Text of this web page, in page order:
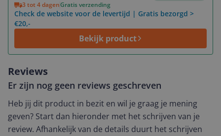
3 tot 4 dagenGratis verzending
Check de website voor de levertijd | Gratis bezorgd >
€20,-
Bekijk product
Reviews
Er zijn nog geen reviews geschreven
Heb jij dit product in bezit en wil je graag je mening
geven? Start dan hieronder met het schrijven van je
review. Afhankelijk van de details duurt het schrijven